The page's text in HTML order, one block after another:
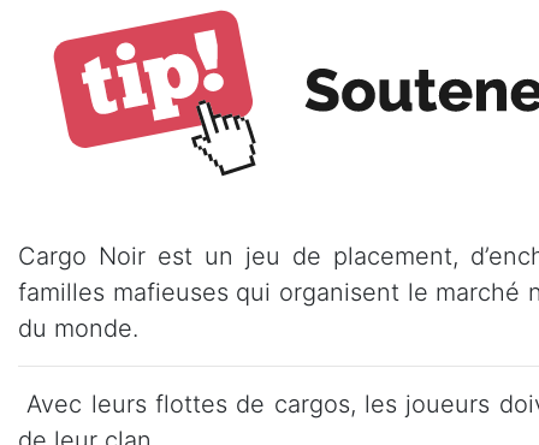
Cargo Noir est un jeu de placement,
familles mafieuses qui organisent le marché
du monde.
Avec leurs flottes de cargos, les joueurs